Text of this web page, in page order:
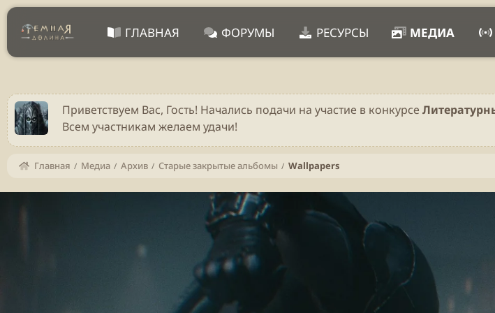
ГЛАВНАЯ ФОРУМЫ РЕСУРСЫ МЕДИА
Приветствуем Вас, Гость! Начались подачи на участие в конкурсе
Всем участникам желаем удачи!
Главная Медиа Архив Старые закрытые альбомы Wallpapers